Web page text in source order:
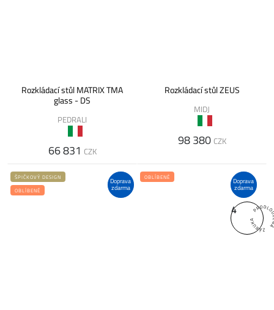
Rozkládací stůl MATRIX TMA
glass - DS
PEDRALI
66 831 CZK
Rozkládací stůl ZEUS
MIDJ
98 380 CZK
Doprava
zdarma
ŠPIČKOVÝ DESIGN
OBLÍBENÉ
Doprava
zdarma
4
OBLÍBENÉ